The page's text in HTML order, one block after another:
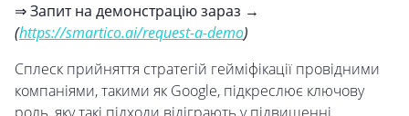
⇒ Запит на демонстрацію зараз →
(https://smartico.ai/request-a-demo)
Сплеск прийняття стратегій гейміфікації провідними
компаніями, такими як Google, підкреслює ключову